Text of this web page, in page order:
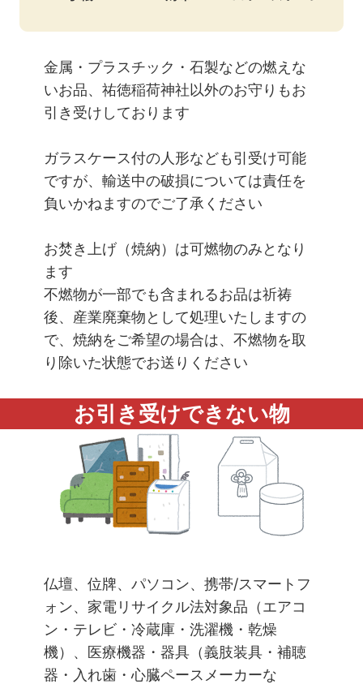
金属・プラスチック・石製などの燃えな
いお品、祐徳稲荷神社以外のお守りもお
引き受けしております
ガラスケース付の人形なども引受け可能
ですが、輸送中の破損については責任を
負いかねますのでご了承ください
お焚き上げ（焼納）は可燃物のみとなり
ます
不燃物が一部でも含まれるお品は祈祷
後、産業廃棄物として処理いたしますの
で、焼納をご希望の場合は、不燃物を取
り除いた状態でお送りください
お引き受けできない物
仏壇、位牌、パソコン、携帯/スマートフ
ォン、家電リサイクル法対象品（エアコ
ン・テレビ・冷蔵庫・洗濯機・乾燥
機）、医療機器・器具（義肢装具・補聴
器・入れ歯・心臓ペースメーカーな